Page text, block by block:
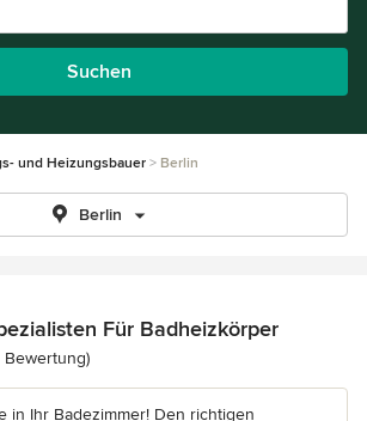
Suchen
und Heizungsbauer Berlin
Berlin
Für Badheizkörper
5 von 5 Sternen
Bewertung)
in Ihr Badezimmer! Den richtigen